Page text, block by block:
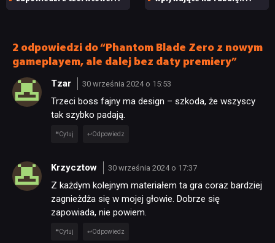
2 odpowiedzi do “Phantom Blade Zero z nowym
gameplayem, ale dalej bez daty premiery”
Tzar 30 września 2024 o 15:53
Trzeci boss fajny ma design – szkoda, że wszyscy
tak szybko padają.
Cytuj Odpowiedz
Krzycztow 30 września 2024 o 17:37
Z każdym kolejnym materiałem ta gra coraz bardziej
zagnieżdża się w mojej głowie. Dobrze się
zapowiada, nie powiem.
Cytuj Odpowiedz